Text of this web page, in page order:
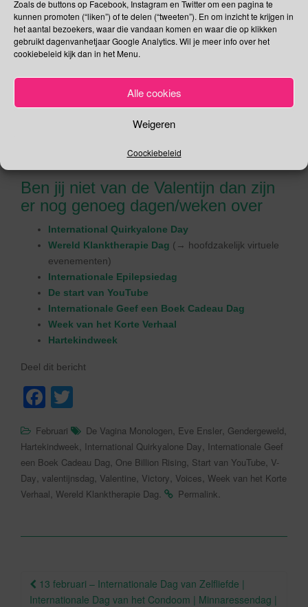
Zoals de buttons op Facebook, Instagram en Twitter om een pagina te
kunnen promoten (“liken”) of te delen (“tweeten”). En om inzicht te krijgen in
het aantal bezoekers, waar die vandaan komen en waar die op klikken
gebruikt dagenvanhetjaar Google Analytics. Wil je meer info over het
cookiebeleid kijk dan in het Menu.
Alle cookies
Weigeren
Coockiebeleid
naam One Billion Rising. (billion is in het Nederlands miljard)
The Apology
Eve Ensler publiceerde in 2019 haar boekThe Apology.
Daarin beschrijft ze dat ze seksueel en geestelijk misbruikt is
door haar (intussen overleden) vader. Naar aanleiding
daarvan wilde zij afstand nemen van haar vaders
achternaam. Eve Ensler wilde vanaf die tijd aangesproken
worden met het mononiem V. Eenmononiem
Ben jij niet van de Valentijn dan zijn
er nog genoeg dagen/weken over
International Quirkyalone Day
Wereld Klanktherapie Dag (→ hoofdzakelijk virtuele
evenementen)
Internationale Epilepsiedag
De start van YouTube
Internationale Geef een Boek Cadeau Dag
Week van het Korte Verhaal
Hartekindweek
Deel dit bericht
F
c
e
b
tt
er
Februari De Vagina Monologen, Eve Ensler, Gendergeweld,
Hartekindweek, International Quirkyalone Day, Internationale Geef
een Boek Cadeau Dag, One Billion Rising, Start van YouTube, V-
Day, valentijnsdag, Valentine, Victory, Voices, Week van het Korte
Verhaal, Wereld Klanktherapie Dag. Permalink.
Berichtnavigatie
13 februari – Internationale Dag van Zelfliefde |
Internationale Dag van het Condoom | Minnaressendag |